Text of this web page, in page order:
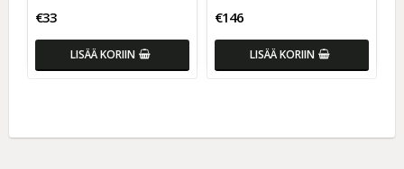
€33
LISÄÄ KORIIN
€146
LISÄÄ KORIIN